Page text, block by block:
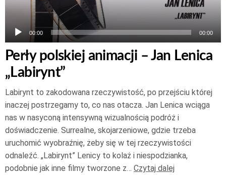
00:00 00:00
Perły polskiej animacji – Jan Lenica
„Labirynt”
Labirynt to zakodowana rzeczywistość, po przejściu której
inaczej postrzegamy to, co nas otacza. Jan Lenica wciąga
nas w nasyconą intensywną wizualnością podróż i
doświadczenie. Surrealne, skojarzeniowe, gdzie trzeba
uruchomić wyobraźnię, żeby się w tej rzeczywistości
odnaleźć. „Labirynt” Lenicy to kolaż i niespodzianka,
podobnie jak inne filmy tworzone z… Czytaj dalej